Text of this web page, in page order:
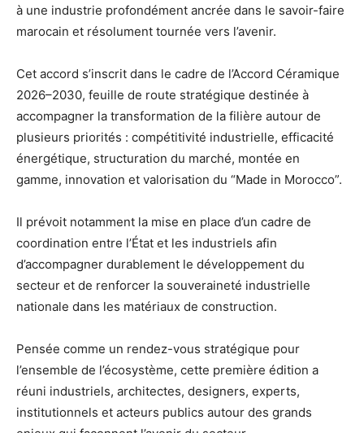
à une industrie profondément ancrée dans le savoir-faire
marocain et résolument tournée vers l’avenir.
Cet accord s’inscrit dans le cadre de l’Accord Céramique
2026–2030, feuille de route stratégique destinée à
accompagner la transformation de la filière autour de
plusieurs priorités : compétitivité industrielle, efficacité
énergétique, structuration du marché, montée en
gamme, innovation et valorisation du “Made in Morocco”.
Il prévoit notamment la mise en place d’un cadre de
coordination entre l’État et les industriels afin
d’accompagner durablement le développement du
secteur et de renforcer la souveraineté industrielle
nationale dans les matériaux de construction.
Pensée comme un rendez-vous stratégique pour
l’ensemble de l’écosystème, cette première édition a
réuni industriels, architectes, designers, experts,
institutionnels et acteurs publics autour des grands